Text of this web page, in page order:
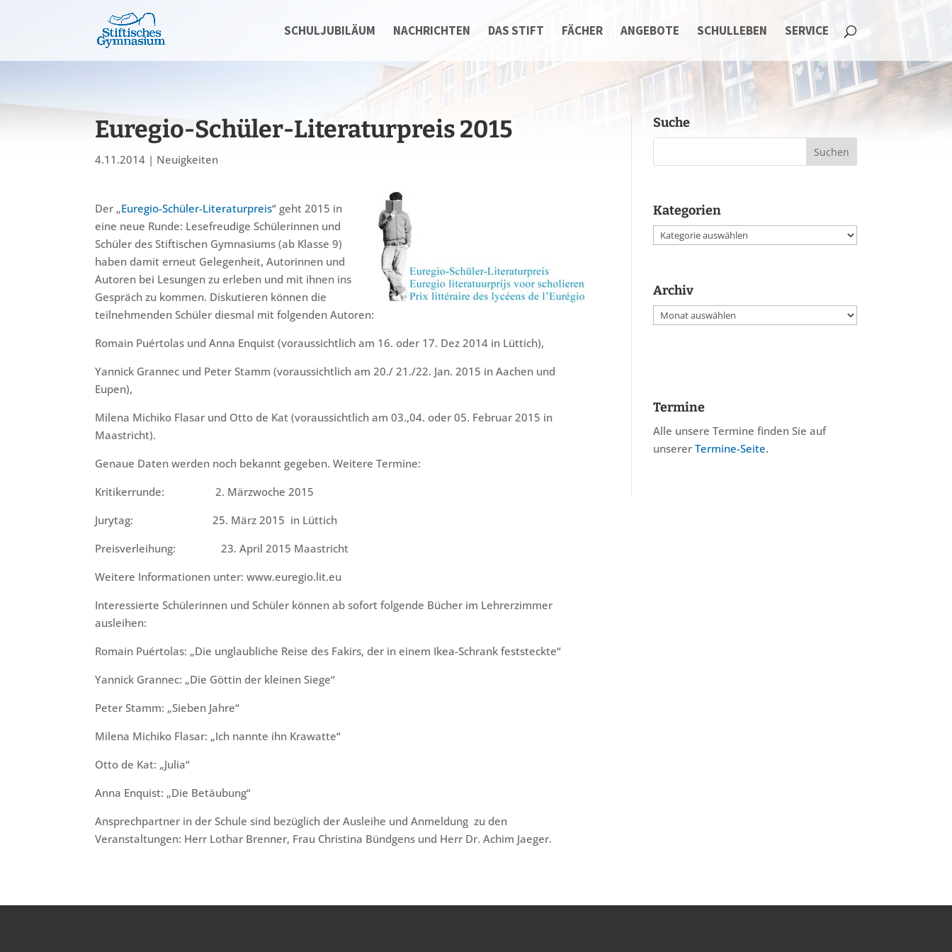
SCHULJUBILÄUM NACHRICHTEN DAS STIFT FÄCHER ANGEBOTE SCHULLEBEN SERVICE
Euregio-Schüler-Literaturpreis 2015
4.11.2014 | Neuigkeiten
Der „Euregio-Schüler-Literaturpreis“ geht 2015 in
eine neue Runde: Lesefreudige Schülerinnen und
Schüler des Stiftischen Gymnasiums (ab Klasse 9)
haben damit erneut Gelegenheit, Autorinnen und
Autoren bei Lesungen zu erleben und mit ihnen ins
Gespräch zu kommen. Diskutieren können die
teilnehmenden Schüler diesmal mit folgenden Autoren:
Romain Puértolas und Anna Enquist (voraussichtlich am 16. oder 17. Dez 2014 in Lüttich),
Yannick Grannec und Peter Stamm (voraussichtlich am 20./ 21./22. Jan. 2015 in Aachen und
Eupen),
Milena Michiko Flasar und Otto de Kat (voraussichtlich am 03.,04. oder 05. Februar 2015 in
Maastricht).
Genaue Daten werden noch bekannt gegeben. Weitere Termine:
Kritikerrunde: 2. Märzwoche 2015
Jurytag: 25. März 2015 in Lüttich
Preisverleihung: 23. April 2015 Maastricht
Weitere Informationen unter: www.euregio.lit.eu
Interessierte Schülerinnen und Schüler können ab sofort folgende Bücher im Lehrerzimmer
ausleihen:
Romain Puértolas: „Die unglaubliche Reise des Fakirs, der in einem Ikea-Schrank feststeckte“
Yannick Grannec: „Die Göttin der kleinen Siege“
Peter Stamm: „Sieben Jahre“
Milena Michiko Flasar: „Ich nannte ihn Krawatte“
Otto de Kat: „Julia“
Anna Enquist: „Die Betäubung“
Ansprechpartner in der Schule sind bezüglich der Ausleihe und Anmeldung zu den
Veranstaltungen: Herr Lothar Brenner, Frau Christina Bündgens und Herr Dr. Achim Jaeger.
Suche
Kategorien
Kategorien
Archiv
Archiv
Termine
Alle unsere Termine finden Sie auf
unserer Termine-Seite.